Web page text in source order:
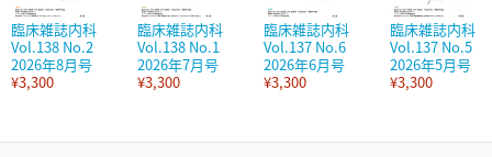
臨床雑誌内科
Vol.138 No.2
2026年8月号
¥3,300
臨床雑誌内科
Vol.138 No.1
2026年7月号
¥3,300
臨床雑誌内科
Vol.137 No.6
2026年6月号
¥3,300
臨床雑誌内科
Vol.137 No.5
2026年5月号
¥3,300